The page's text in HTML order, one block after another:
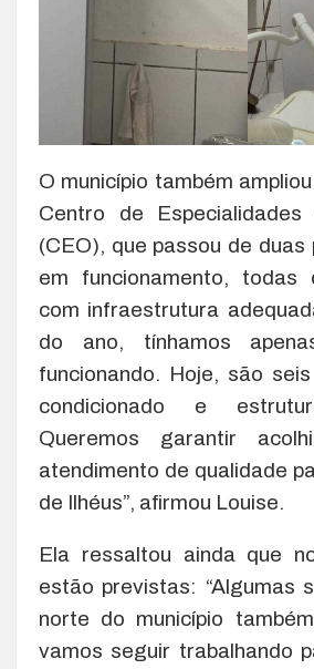
O município também
Centro de Especialidades
(CEO), que passou de duas
em funcionamento, todas
com infraestrutura
do ano, tínhamos
funcionando. Hoje, são
condicionado e
Queremos garantir
atendimento de qualidade
de Ilhéus”, afirmou Louise.
Ela ressaltou ainda que
estão previstas: “Algumas
norte do município
vamos seguir trabalhando